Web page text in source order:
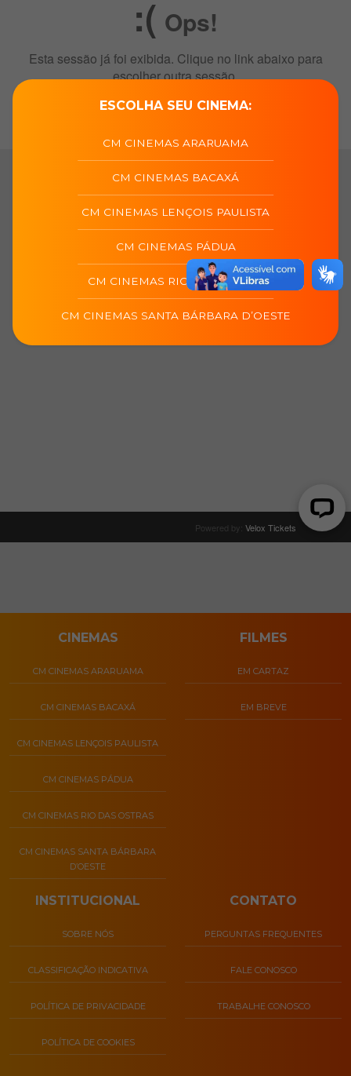
CINEMAS
CM CINEMAS ARARUAMA
CM CINEMAS BACAXÁ
CM CINEMAS LENÇOIS PAULISTA
CM CINEMAS PÁDUA
CM CINEMAS RIO DAS OSTRAS
CM CINEMAS SANTA BÁRBARA
D’OESTE
FILMES
EM CARTAZ
EM BREVE
INSTITUCIONAL
SOBRE NÓS
CLASSIFICAÇÃO INDICATIVA
POLÍTICA DE PRIVACIDADE
POLÍTICA DE COOKIES
CONTATO
PERGUNTAS FREQUENTES
FALE CONOSCO
TRABALHE CONOSCO
ESCOLHA SEU CINEMA:
CM CINEMAS ARARUAMA
CM CINEMAS BACAXÁ
CM CINEMAS LENÇOIS PAULISTA
CM CINEMAS PÁDUA
CM CINEMAS RIO DAS OSTRAS
CM CINEMAS SANTA BÁRBARA D’OESTE